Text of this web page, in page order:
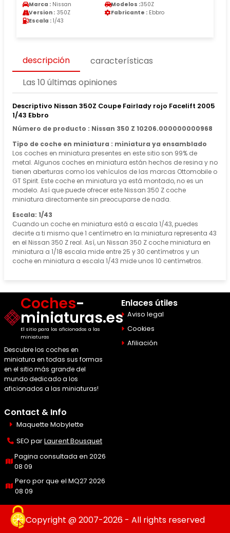
Marca : Nissan Modelos :350Z
Version : 350Z Fabricante : Ebbro
Escala : 1/43
descripción
características
Las 10 últimas opiniones
Descriptivo Nissan 350Z Coupe Fairlady rojo Facelift 2005
1/43 Ebbro
Número de producto : Nissan 350 Z 10206.000000000968
Tipo de coche en miniatura : miniatura ya ensamblado
Los coches en miniatura presentes en este sitio son 99% de
metal. Algunos coches en miniatura están hechos de resina y no
tienen aberturas como los vehículos de las marcas Ottomobile o
GT Spirit. Este coche en miniatura ya está montado, no es un
modelo. Así que puede ofrecer este Nissan 350 Z coche
miniatura directamente sin preocuparse de nada.
Escala: 1/43
Cuando un coche en miniatura está a escala 1/43, puedes
decirte a ti mismo que 1 centímetro en la miniatura representa 43
en el Nissan 350 Z real. Así, un Nissan 350 Z coche miniatura en
miniatura a 1/18 escala mide entre 25 y 30 centímetros y un
coche en miniatura a escala 1/43 mide unos 10 centímetros.
Coches-
miniaturas.es
El sitio para los aficionados a las
miniaturas
Descubre los coches en
miniatura en todas sus formas
en el sitio más grande del
mundo dedicado a los
aficionados a las miniaturas!
Enlaces útiles
Aviso legal
Cookies
Afiliación
Contact & Info
Maquette Mobylette
SEO parLaurent Bousquet
Pagina consultada en 2026
08 09
Pero por que el MQ27 2026
08 09
Copyright @ 2007-2026 - All rights reserved